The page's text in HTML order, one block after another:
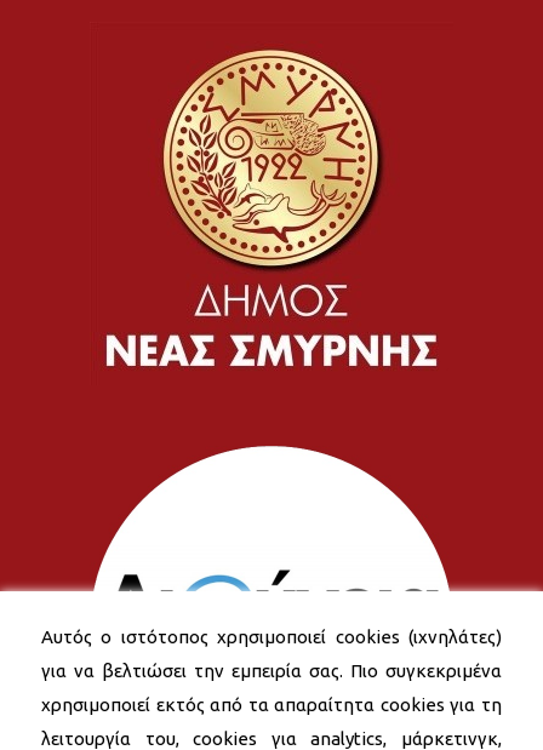
Αυτός ο ιστότοπος χρησιμοποιεί cookies (ιχνηλάτες)
για να βελτιώσει την εμπειρία σας. Πιο συγκεκριμένα
χρησιμοποιεί εκτός από τα απαραίτητα cookies για τη
λειτουργία του, cookies για analytics, μάρκετινγκ,